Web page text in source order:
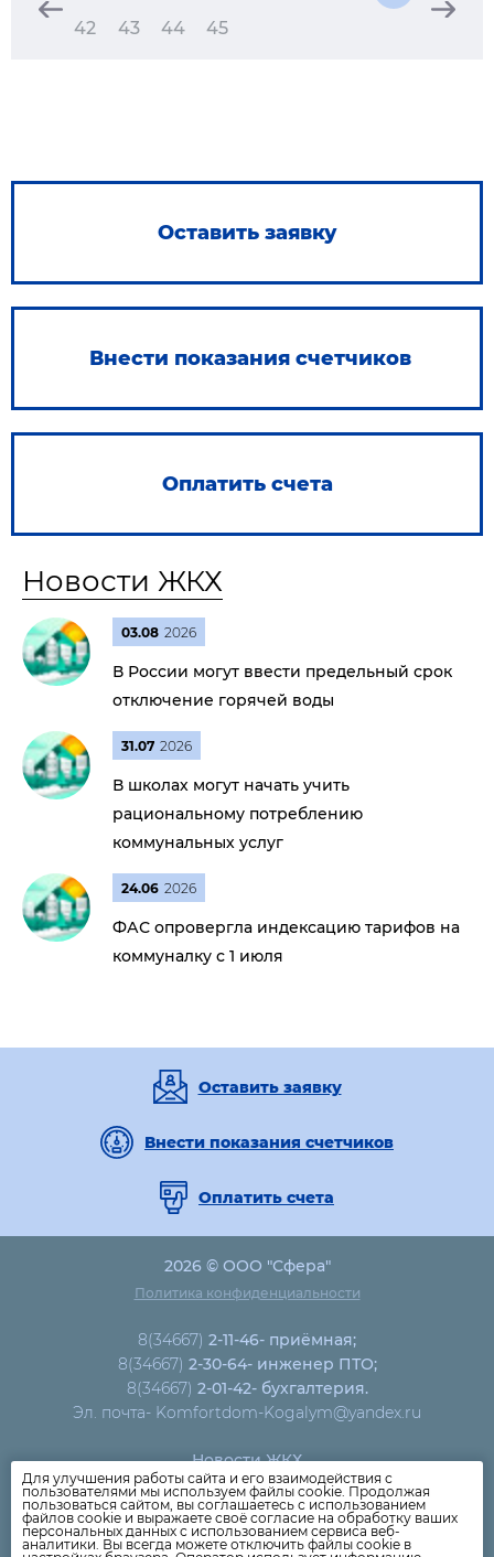
42
43 44 45
Оставить заявку
Внести показания счетчиков
Оплатить счета
Новости ЖКХ
03.08 2026
В России могут ввести предельный срок
отключение горячей воды
31.07 2026
В школах могут начать учить
рациональному потреблению
коммунальных услуг
24.06 2026
ФАС опровергла индексацию тарифов на
коммуналку с 1 июля
Оставить заявку
Внести показания счетчиков
Оплатить счета
2026 © ООО "Сфера"
Политика конфиденциальности
8(34667) 2-11-46- приёмная;
8(34667) 2-30-64- инженер ПТО;
8(34667) 2-01-42- бухгалтерия.
Эл. почта- Komfortdom-Kogalym@yandex.ru
Новости ЖКХ
Новости компании
Как оплатить
Дома
Для улучшения работы сайта и его взаимодействия с
пользователями мы используем файлы cookie. Продолжая
пользоваться сайтом, вы соглашаетесь с использованием
файлов cookie и выражаете своё согласие на обработку ваших
персональных данных с использованием сервиса веб-
аналитики. Вы всегда можете отключить файлы cookie в